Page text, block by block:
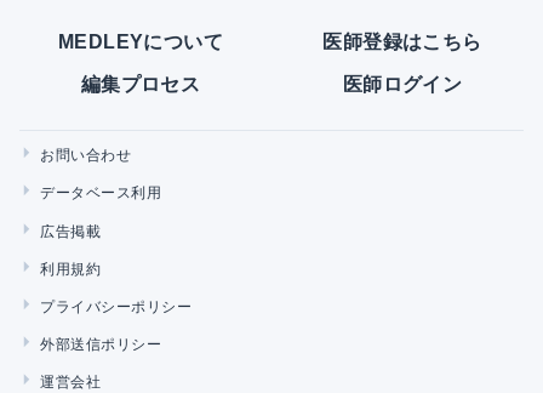
MEDLEYについて 医師登録はこちら
編集プロセス 医師ログイン
お問い合わせ
データベース利用
広告掲載
利用規約
プライバシーポリシー
外部送信ポリシー
運営会社